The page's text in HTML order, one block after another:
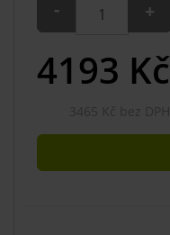
- +
4193 Kč